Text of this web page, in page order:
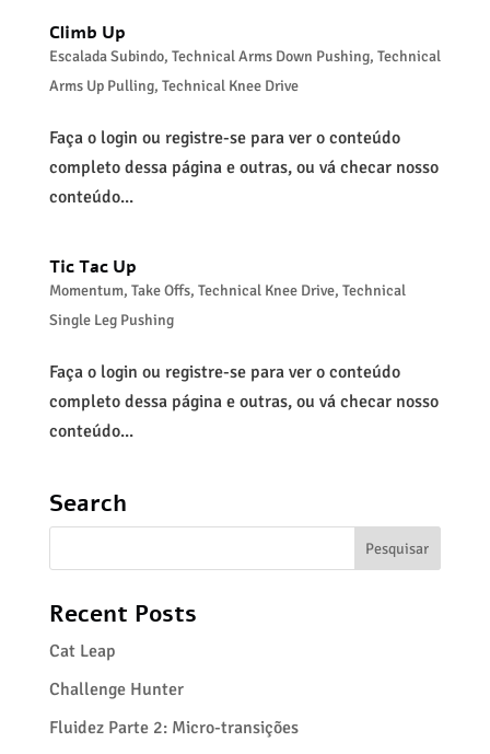
Climb Up
Escalada Subindo, Technical Arms Down Pushing, Technical
Arms Up Pulling, Technical Knee Drive
Faça o login ou registre-se para ver o conteúdo
completo dessa página e outras, ou vá checar nosso
conteúdo...
Tic Tac Up
Momentum, Take Offs, Technical Knee Drive, Technical
Single Leg Pushing
Faça o login ou registre-se para ver o conteúdo
completo dessa página e outras, ou vá checar nosso
conteúdo...
Search
Recent Posts
Cat Leap
Challenge Hunter
Fluidez Parte 2: Micro-transições